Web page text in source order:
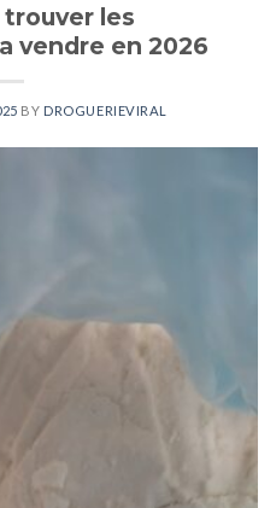
les
vendre en 2026
BY DROGUERIEVIRAL